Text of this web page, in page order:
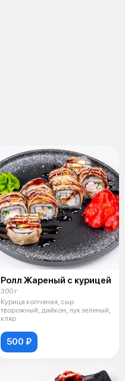
Ролл Жареный с курицей
300 г
Курица копченая, сыр
творожный, дайкон, лук зеленый,
кляр
500 ₽